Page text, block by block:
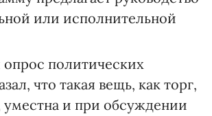
или исполнительной
политических
что такая вещь, как торг,
уместна и при обсуждении